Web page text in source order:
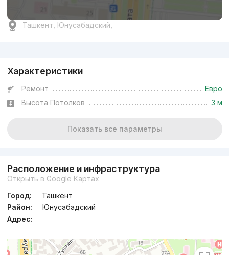
Ташкент, Юнусабадский,
Характеристики
Ремонт
Евро
Высота Потолков
3 м
Показать все параметры
Расположение и инфраструктура
Открыть в Google Картах
Город:
Ташкент
Район:
Юнусабадский
Адрес: